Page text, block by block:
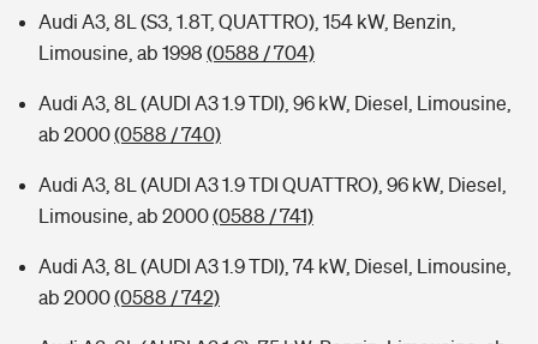
Audi A3, 8L (S3, 1.8T, QUATTRO), 154 kW, Benzin,
Limousine, ab 1998 (0588 / 704)
Audi A3, 8L (AUDI A3 1.9 TDI), 96 kW, Diesel, Limousine,
ab 2000(0588 / 740)
Audi A3, 8L (AUDI A3 1.9 TDI QUATTRO), 96 kW, Diesel,
Limousine, ab 2000(0588 / 741)
Audi A3, 8L (AUDI A3 1.9 TDI), 74 kW, Diesel, Limousine,
ab 2000(0588 / 742)